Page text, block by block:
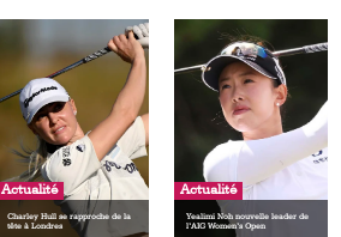
Actualité
Charley Hull se rapproche de la
tête à Londres
Actualité
Yealimi Noh nouvelle leader de
l’AIG Women’s Open